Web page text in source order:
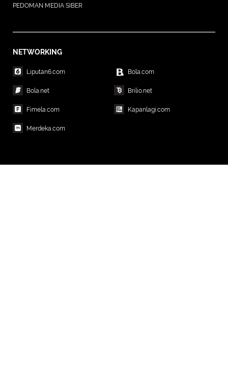
PEDOMAN MEDIA SIBER
NETWORKING
Liputan6.com Bola.com
Bola.net Brilio.net
Fimela.com Kapanlagi.com
Merdeka.com